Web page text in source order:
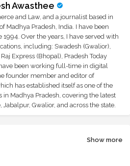
Awasthee
and Law, and a journalist based in
Madhya Pradesh, India. I have been
Over the years, I have served with
including: Swadesh (Gwalior),
Express (Bhopal), Pradesh Today
been working full-time in digital
founder member and editor of
has established itself as one of the
in Madhya Pradesh, covering the latest
Gwalior, and across the state.
Show more